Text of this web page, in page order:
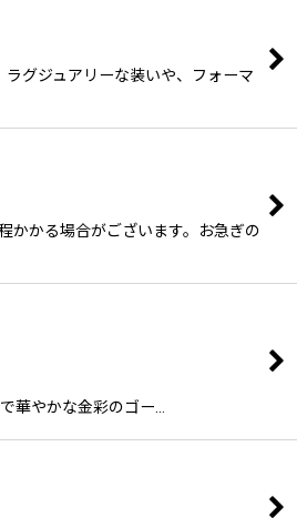
グジュアリーな装いや、フォーマ
かかる場合がございます。お急ぎの
華やかな金彩のゴー…